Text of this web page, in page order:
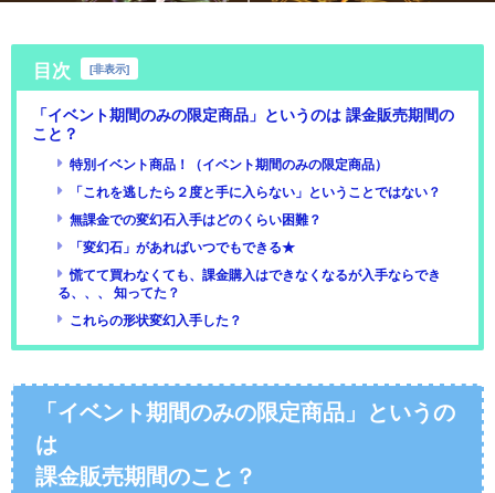
目次 [非表示]
「イベント期間のみの限定商品」というのは 課金販売期間の
こと？
特別イベント商品！（イベント期間のみの限定商品）
「これを逃したら２度と手に入らない」ということではない？
無課金での変幻石入手はどのくらい困難？
「変幻石」があればいつでもできる★
慌てて買わなくても、課金購入はできなくなるが入手ならでき
る、、、 知ってた？
これらの形状変幻入手した？
「イベント期間のみの限定商品」というの
は
課金販売期間のこと？